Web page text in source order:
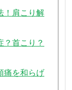
！肩こり解
？首こり？
痛を和らげ